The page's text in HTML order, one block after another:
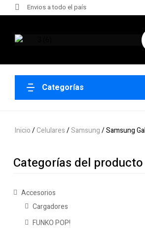
Envios a todo el país
Categorías
Inicio/Celulares/Samsung/ Samsung
Categorías del producto
Accesorios
Cargadores
FUNKO POP!